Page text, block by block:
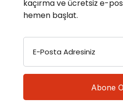
kaçırma ve ücretsiz e-
hemen başlat.
E-Posta Adresiniz